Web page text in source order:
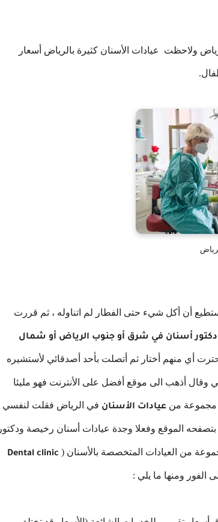
ولاحظت عيادات الأسنان كثيرة بالرياض أسعار
أن أكل شيء حتى الفطار لم اتناوله ، ثم قررت
أسنان في شرق أو جنوب الرياض أو شمال
أي منهم أختار ثم أتصلت بأحد أصدقائي لأستشيره
أذهب الى موقع أفضل على الأنترنت فهو مليئا
مجموعة من عيادات الأسنان في الرياض فقلت لنفسي
الموقع وفعلا وجدة عيادات أسنان رخيصة ودكتور
من العيادات المتخصصة بالأسنان ( Dental clinic
الفور ومنها ما يلي :